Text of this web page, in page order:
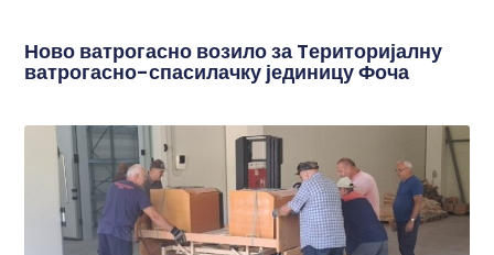
Ново ватрогасно возило за Tериторијалну
ватрогасно-спасилачку јединицу Фоча